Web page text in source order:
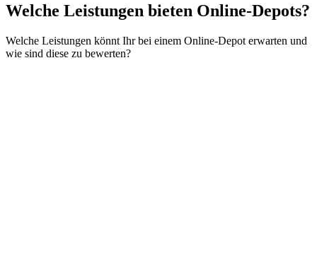
Welche Leistungen bieten Online-Depots?
Welche Leistungen könnt Ihr bei einem Online-Depot erwarten und
wie sind diese zu bewerten?